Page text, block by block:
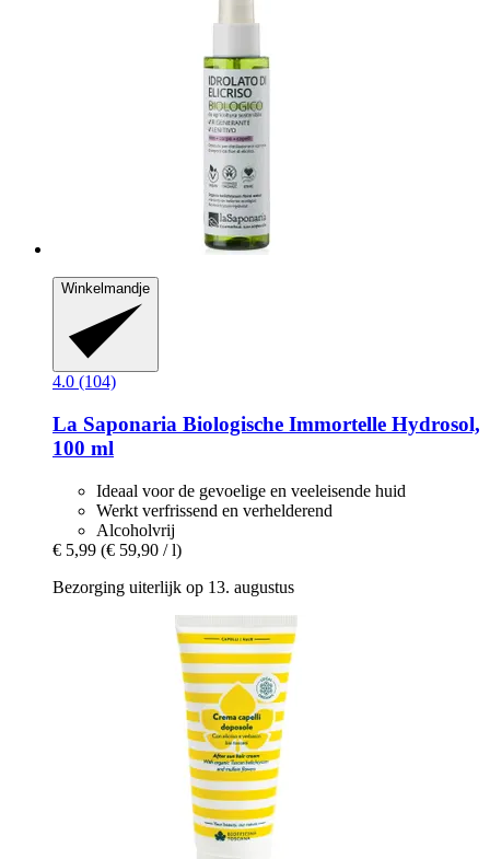
Winkelmandje
4.0 (104)
La Saponaria Biologische Immortelle Hydrosol,
100 ml
Ideaal voor de gevoelige en veeleisende huid
Werkt verfrissend en verhelderend
Alcoholvrij
€ 5,99 (€ 59,90 / l)
Bezorging uiterlijk op 13. augustus